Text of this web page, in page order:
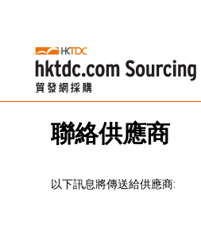
聯絡供應商
以下訊息將傳送給供應商: